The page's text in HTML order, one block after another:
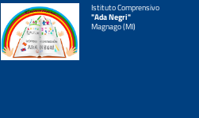
Istituto Comprensivo
"Ada Negri"
Magnago (MI)